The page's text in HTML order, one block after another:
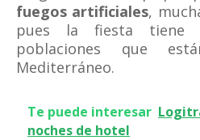
fuegos artificiales,
pues la fiesta tiene
poblaciones que
Mediterráneo.
Te puede interesar
noches de hotel